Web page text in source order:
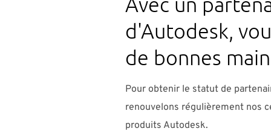
d'Autodesk,
de bonnes
Pour obtenir le statut de
renouvelons régulièrement nos
produits Autodesk.